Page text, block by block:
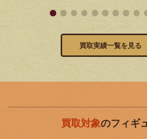
買取実績一覧を見る
買取対象のフィギ